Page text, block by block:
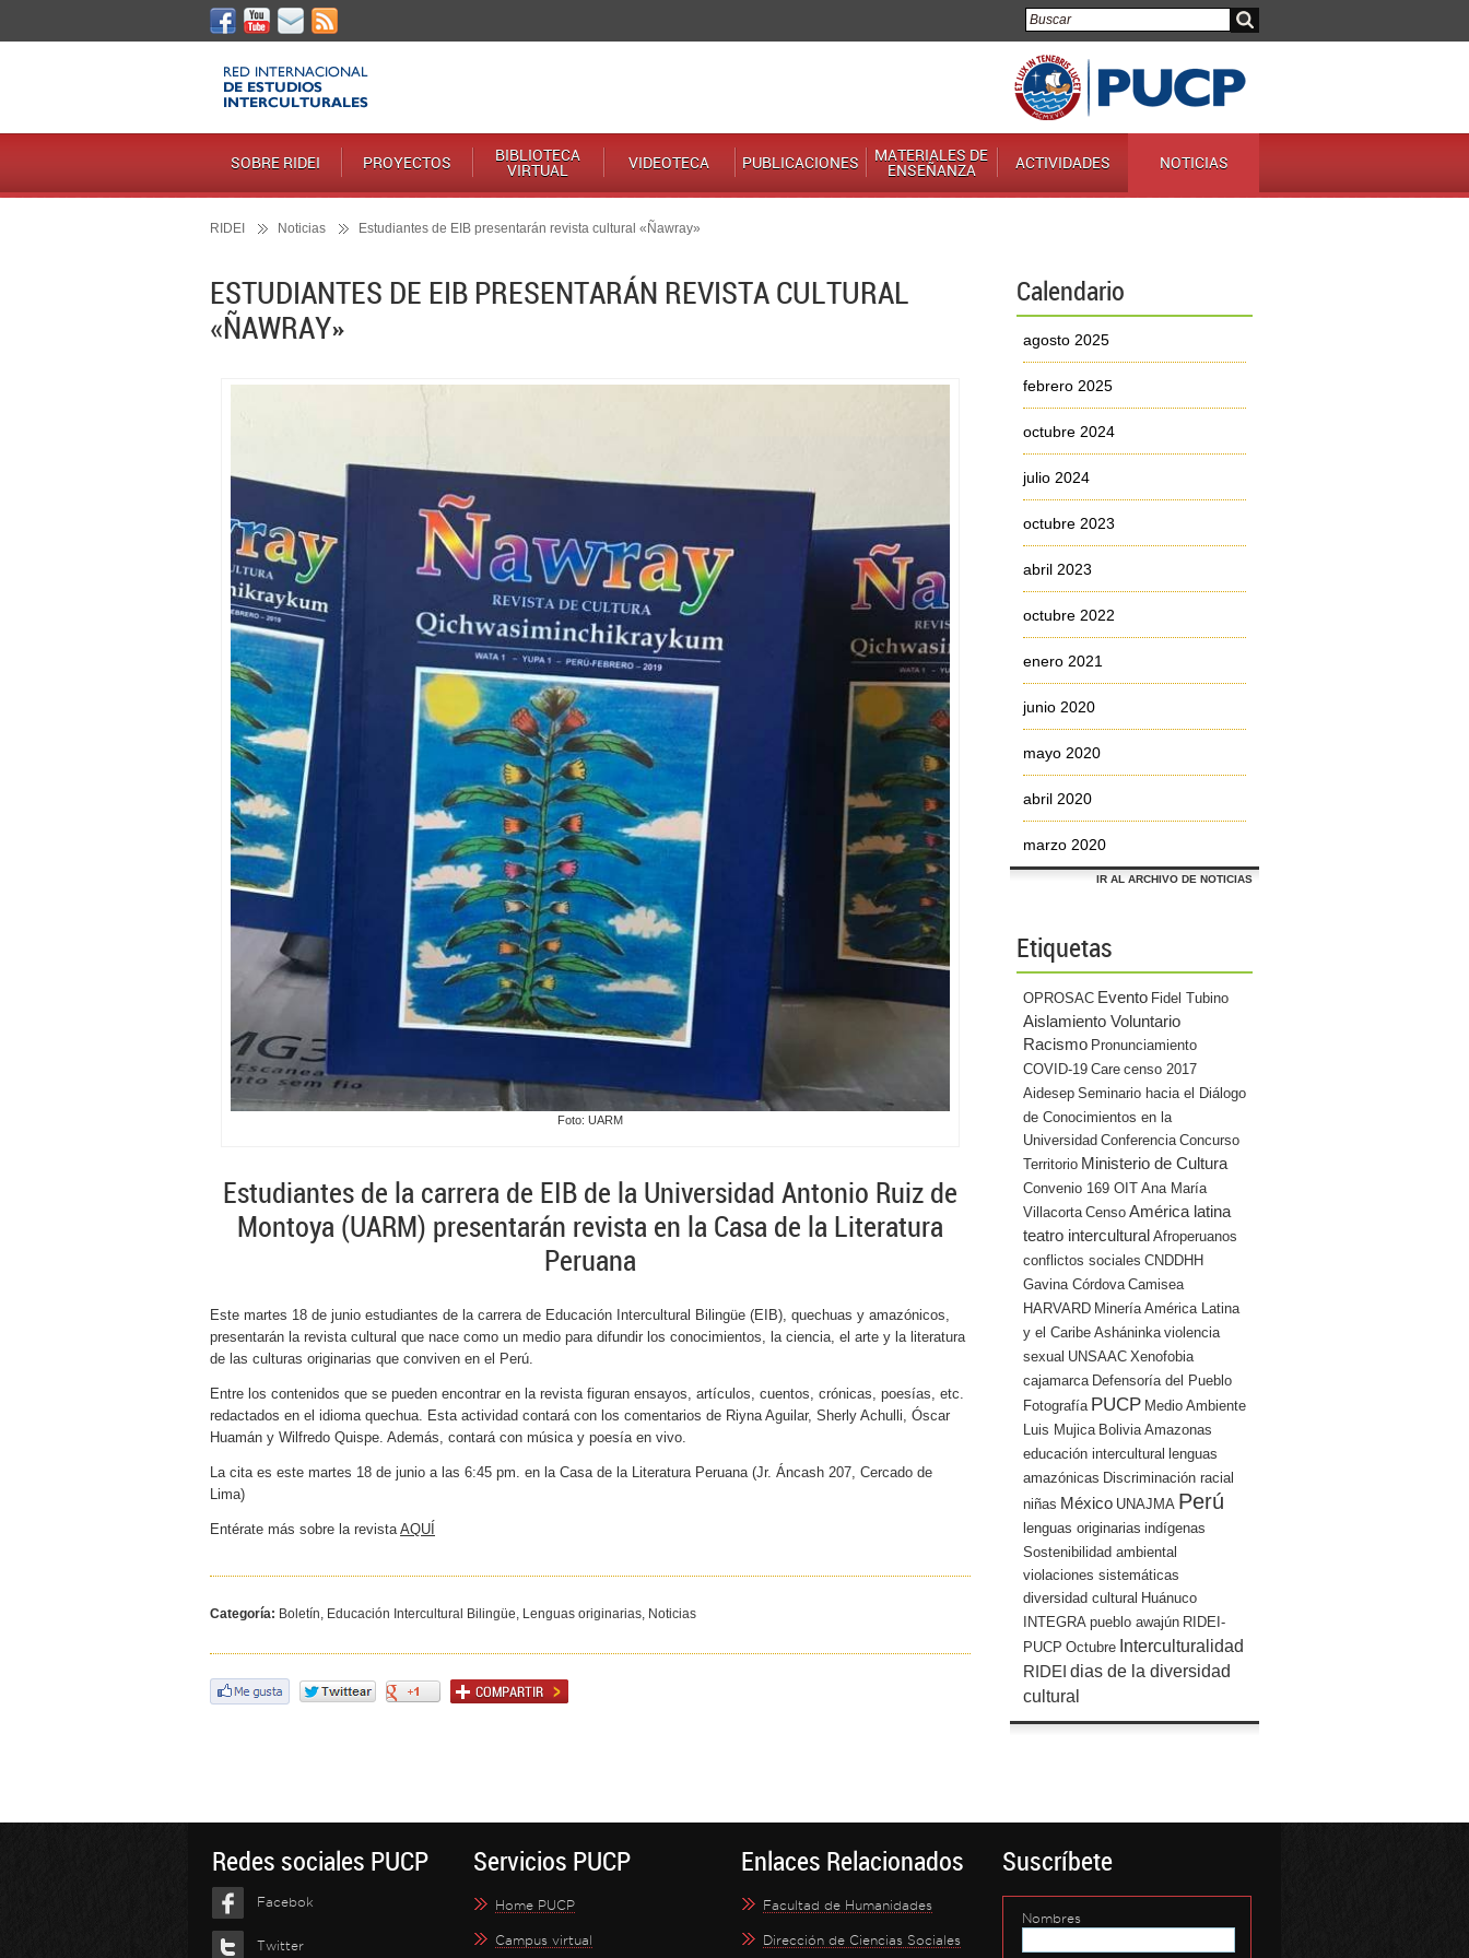
SOBRE RIDEI PROYECTOS BIBLIOTECA
VIRTUAL VIDEOTECA PUBLICACIONES MATERIALES DE
ENSEÑANZA ACTIVIDADES NOTICIAS
RIDEI Noticias Estudiantes de EIB presentarán revista cultural «Ñawray»
ESTUDIANTES DE EIB PRESENTARÁN REVISTA CULTURAL
«ÑAWRAY»
Foto: UARM
Estudiantes de la carrera de EIB de la Universidad Antonio Ruiz de
Montoya (UARM) presentarán revista en la Casa de la Literatura
Peruana
Este martes 18 de junio estudiantes de la carrera de Educación Intercultural Bilingüe (EIB), quechuas y amazónicos,
presentarán la revista cultural que nace como un medio para difundir los conocimientos, la ciencia, el arte y la literatura
de las culturas originarias que conviven en el Perú.
Entre los contenidos que se pueden encontrar en la revista figuran ensayos, artículos, cuentos, crónicas, poesías, etc.
redactados en el idioma quechua. Esta actividad contará con los comentarios de Riyna Aguilar, Sherly Achulli, Óscar
Huamán y Wilfredo Quispe. Además, contará con música y poesía en vivo.
La cita es este martes 18 de junio a las 6:45 pm. en la Casa de la Literatura Peruana (Jr. Áncash 207, Cercado de
Lima)
Entérate más sobre la revistaAQUÍ
Categoría: Boletín, Educación Intercultural Bilingüe, Lenguas originarias, Noticias
Calendario
agosto 2025
febrero 2025
octubre 2024
julio 2024
octubre 2023
abril 2023
octubre 2022
enero 2021
junio 2020
mayo 2020
abril 2020
marzo 2020
IR AL ARCHIVO DE NOTICIAS
Etiquetas
OPROSAC Evento Fidel Tubino
Aislamiento Voluntario
Racismo Pronunciamiento
COVID-19 Care censo 2017
Aidesep Seminario hacia el Diálogo
de Conocimientos en la
Universidad Conferencia Concurso
Territorio Ministerio de Cultura
Convenio 169 OIT Ana María
Villacorta Censo América latina
teatro intercultural Afroperuanos
conflictos sociales CNDDHH
Gavina Córdova Camisea
HARVARD Minería América Latina
y el Caribe Asháninka violencia
sexual UNSAAC Xenofobia
cajamarca Defensoría del Pueblo
Fotografía PUCP Medio Ambiente
Luis Mujica Bolivia Amazonas
educación intercultural lenguas
amazónicas Discriminación racial
niñas México UNAJMA Perú
lenguas originarias indígenas
Sostenibilidad ambiental
violaciones sistemáticas
diversidad cultural Huánuco
INTEGRA pueblo awajún RIDEI-
PUCP Octubre Interculturalidad
RIDEI dias de la diversidad
cultural
Redes sociales PUCP
Facebok
Twitter
Servicios PUCP
Home PUCP
Campus virtual
Enlaces Relacionados
Facultad de Humanidades
Dirección de Ciencias Sociales
Suscríbete
Nombres